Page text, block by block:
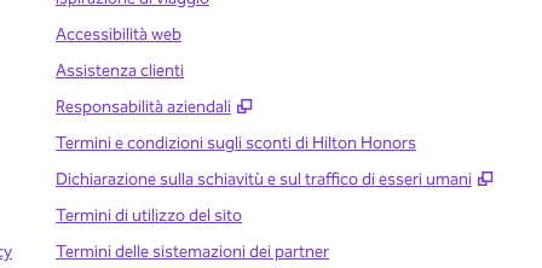
Accessibilità web
Assistenza clienti
Responsabilità aziendali
,
Termini e condizioni sugli sconti di Hilton Honors
Dichiarazione sulla schiavitù e sul traffico di esseri umani
,
Termini di utilizzo del sito
Termini delle sistemazioni dei partner